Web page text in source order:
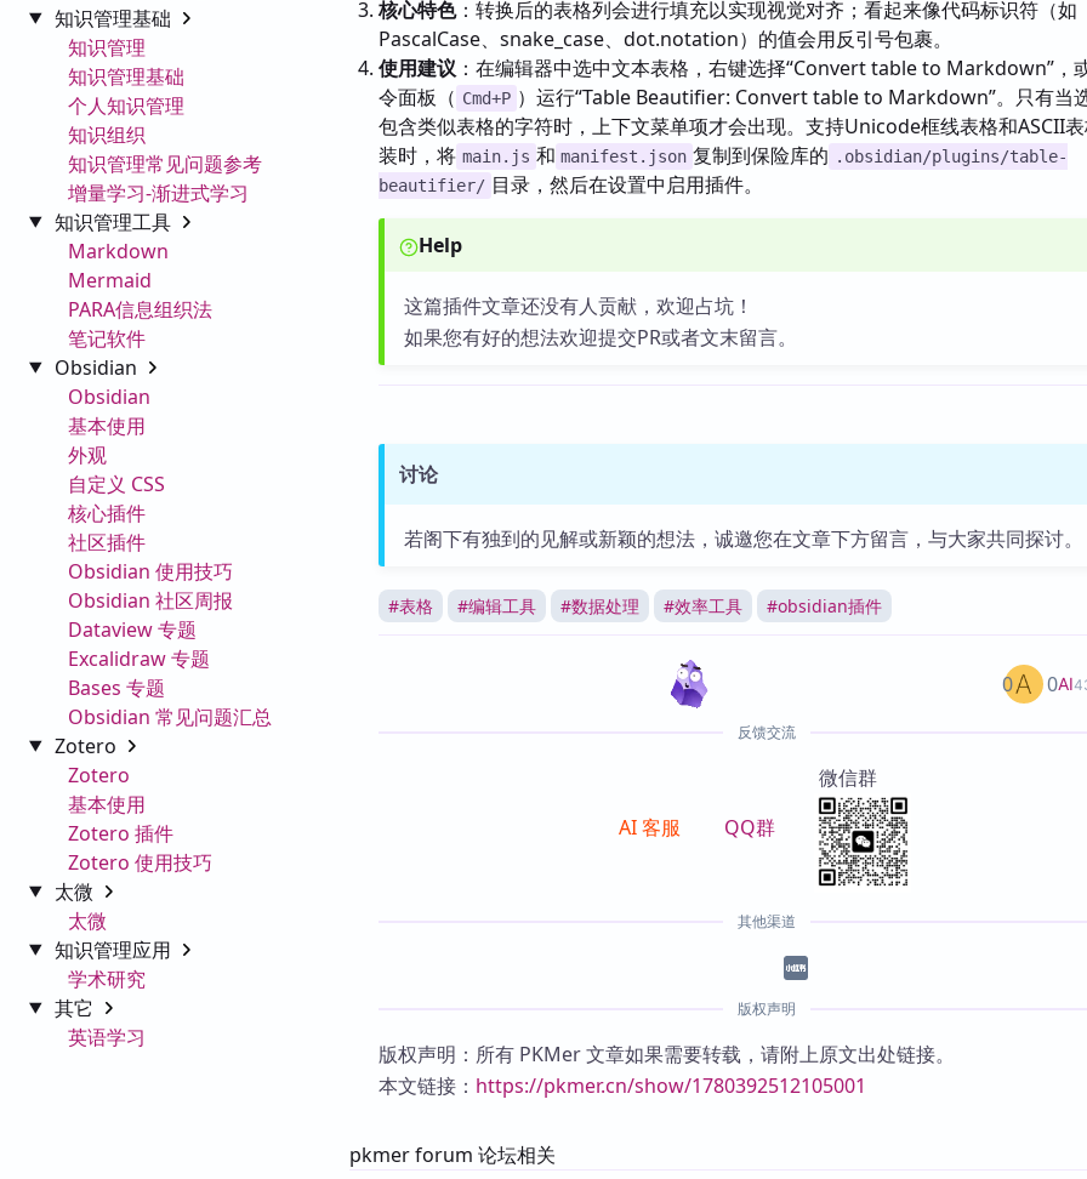
知识管理基础
知识管理
知识管理基础
个人知识管理
知识组织
知识管理常见问题参考
增量学习-渐进式学习
知识管理工具
Markdown
Mermaid
PARA信息组织法
笔记软件
Obsidian
Obsidian
基本使用
外观
自定义 CSS
核心插件
社区插件
Obsidian 使用技巧
Obsidian 社区周报
Dataview 专题
Excalidraw 专题
Bases 专题
Obsidian 常见问题汇总
Zotero
Zotero
基本使用
Zotero 插件
Zotero 使用技巧
太微
太微
知识管理应用
学术研究
其它
英语学习
核心特色：转换后的表格列会进行填充以实现视觉对齐；看起来像代码标识符（如
PascalCase、snake_case、dot.notation）的值会用反引号包裹。
使用建议 ：在编辑器中选中文本表格，右键选择“Convert table to Markdown”，
令面板（ Cmd+P ）运行“Table Beautifier: Convert table to Markdown”。只有当
包含类似表格的字符时，上下文菜单项才会出现。支持Unicode框线表格和ASCII
装时，将 main.js 和 manifest.json 复制到保险库的 .obsidian/plugins/table-
beautifier/ 目录，然后在设置中启用插件。
Help
这篇插件文章还没有人贡献，欢迎占坑！
如果您有好的想法欢迎提交PR或者文末留言。
讨论
若阁下有独到的见解或新颖的想法，诚邀您在文章下方留言，与大家共同探讨。
#表格 #编辑工具 #数据处理 #效率工具 #obsidian插件
AI
0 0
反馈交流
AI 客服 QQ群
微信群
其他渠道
版权声明
版权声明：所有 PKMer 文章如果需要转载，请附上原文出处链接。
本文链接： https://pkmer.cn/show/1780392512105001
pkmer forum 论坛相关